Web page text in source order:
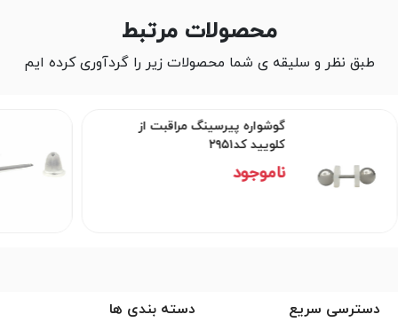
محصولات مرتبط
طبق نظر و سلیقه ی شما محصولات زیر را گردآوری کرده ایم
گوشواره پیرسینگ مراقبت از
کلویید کد۲۹۵۱
ناموجود
دسترسی سریع دسته بندی ها